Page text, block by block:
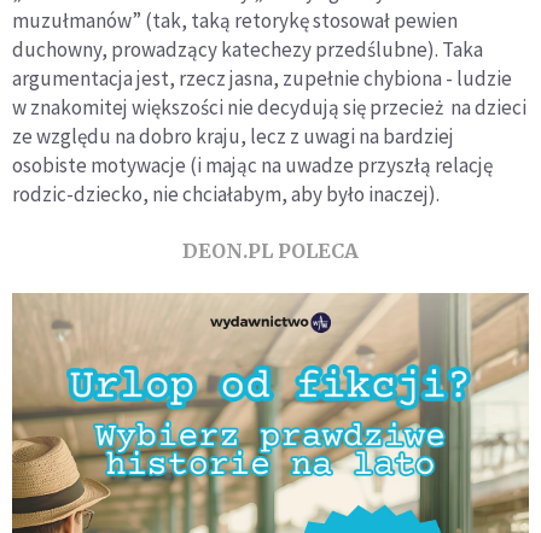
muzułmanów” (tak, taką retorykę stosował pewien
duchowny, prowadzący katechezy przedślubne). Taka
argumentacja jest, rzecz jasna, zupełnie chybiona - ludzie
w znakomitej większości nie decydują się przecież na dzieci
ze względu na dobro kraju, lecz z uwagi na bardziej
osobiste motywacje (i mając na uwadze przyszłą relację
rodzic-dziecko, nie chciałabym, aby było inaczej).
DEON.PL POLECA